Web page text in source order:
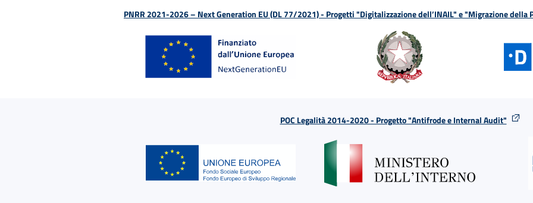
PNRR 2021-2026 – Next Generation EU (DL 77/2021) - Progetti "Digitalizzazione dell’INAIL" e "Migrazione della
POC Legalità 2014-2020 - Progetto "Antifrode e Internal Audit"